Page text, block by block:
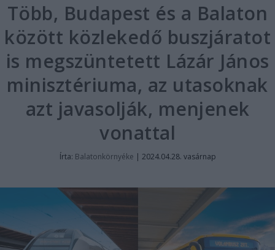
Több, Budapest és a Balaton
között közlekedő buszjáratot
is megszüntetett Lázár János
minisztériuma, az utasoknak
azt javasolják, menjenek
vonattal
Írta: Balatonkörnyéke | 2024.04.28. vasárnap